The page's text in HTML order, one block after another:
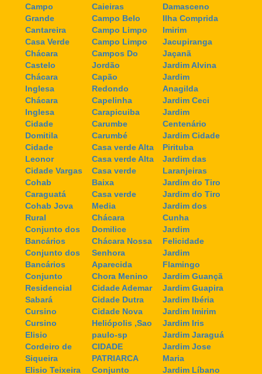
Campo
Grande
Cantareira
Casa Verde
Chácara
Castelo
Chácara
Inglesa
Chácara
Inglesa
Cidade
Domitila
Cidade
Leonor
Cidade Vargas
Cohab
Caraguatá
Cohab Jova
Rural
Conjunto dos
Bancários
Conjunto dos
Bancários
Conjunto
Residencial
Sabará
Cursino
Cursino
Elisio
Cordeiro de
Siqueira
Elisio Teixeira
Caieiras
Campo Belo
Campo Limpo
Campo Limpo
Campos Do
Jordão
Capão
Redondo
Capelinha
Carapicuiba
Carumbe
Carumbé
Casa verde Alta
Casa verde Alta
Casa verde
Baixa
Casa verde
Media
Chácara
Domilice
Chácara Nossa
Senhora
Aparecida
Chora Menino
Cidade Ademar
Cidade Dutra
Cidade Nova
Heliópolis ,Sao
paulo-sp
CIDADE
PATRIARCA
Conjunto
Damasceno
Ilha Comprida
Imirim
Jacupiranga
Jaçanã
Jardim Alvina
Jardim
Anagilda
Jardim Ceci
Jardim
Centenário
Jardim Cidade
Pirituba
Jardim das
Laranjeiras
Jardim do Tiro
Jardim do Tiro
Jardim dos
Cunha
Jardim
Felicidade
Jardim
Flamingo
Jardim Guançã
Jardim Guapira
Jardim Ibéria
Jardim Imirim
Jardim Iris
Jardim Jaraguá
Jardim Jose
Maria
Jardim Líbano